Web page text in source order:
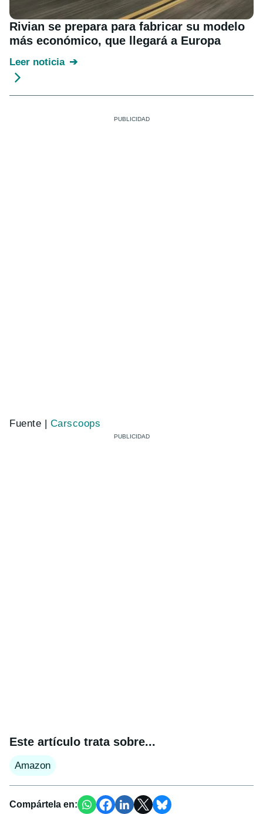
Rivian se prepara para fabricar su modelo
más económico, que llegará a Europa
Leer noticia
Fuente | Carscoops
Este artículo trata sobre...
Amazon
Compártela en: